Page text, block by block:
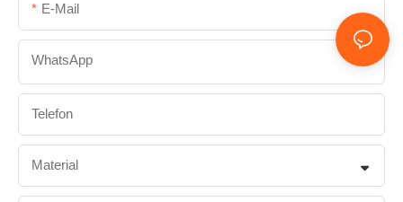
E-Mail
WhatsApp
Telefon
Material